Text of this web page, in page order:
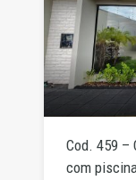
Cod. 459 –
com